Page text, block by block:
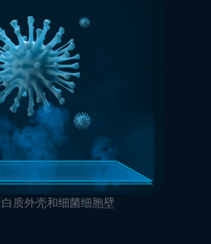
质外壳和细菌细胞壁